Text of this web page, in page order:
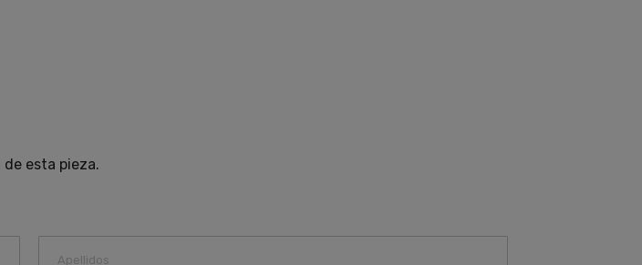
esta pieza.